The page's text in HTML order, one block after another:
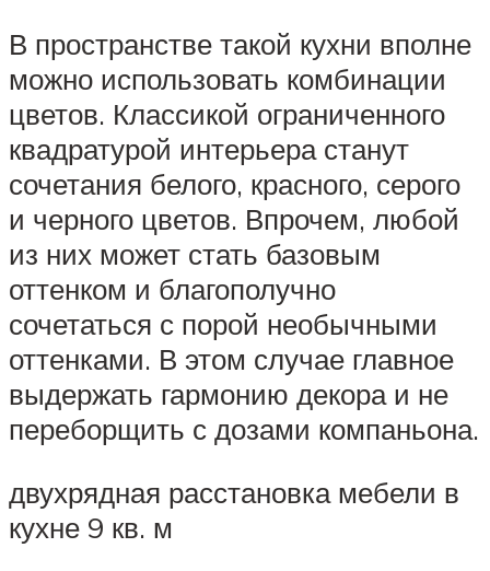
В пространстве такой кухни вполне
можно использовать комбинации
цветов. Классикой ограниченного
квадратурой интерьера станут
сочетания белого, красного, серого
и черного цветов. Впрочем, любой
из них может стать базовым
оттенком и благополучно
сочетаться с порой необычными
оттенками. В этом случае главное
выдержать гармонию декора и не
переборщить с дозами компаньона.
двухрядная расстановка мебели в
кухне 9 кв. м